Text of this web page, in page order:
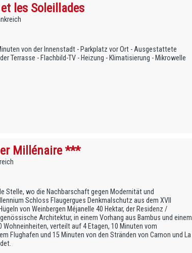
les Soleillades
von der Innenstadt - Parkplatz vor Ort - Ausgestattete
Terrasse - Flachbild-TV - Heizung - Klimatisierung - Mikrowelle
Millénaire ***
Stelle, wo die Nachbarschaft gegen Modernität und
Schloss Flaugergues Denkmalschutz aus dem XVII
von Weinbergen Méjanelle 40 Hektar, der Residenz /
Architektur, in einem Vorhang aus Bambus und einem
Wohneinheiten, verteilt auf 4 Etagen, 10 Minuten vom
Flughafen und 15 Minuten von den Stränden von Carnon und La